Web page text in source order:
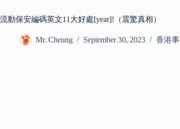
流動保安編碼英文11大好處[year]!（震驚真相）
Mr. Cheung September 30, 2023 香港事